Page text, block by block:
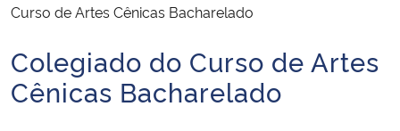
Ministério da Infraestrutura
Curso de Artes Cênicas Bacharelado
Início do conteúdo
Colegiado do Curso de Artes
Cênicas Bacharelado